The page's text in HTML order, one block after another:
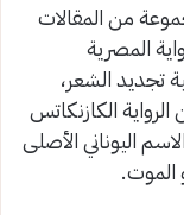
من المقالات
المصرية
تجديد الشعر،
الكازنكاتس
اليوناني الأصلى
الموت.